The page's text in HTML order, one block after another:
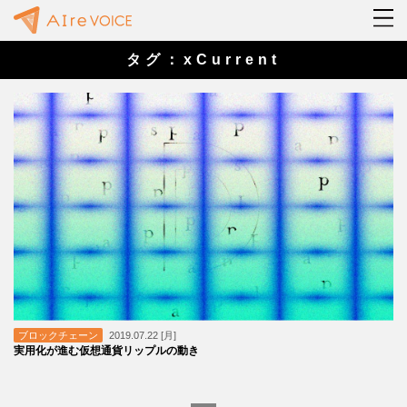
タグ：xCurrent
ブロックチェーン 2019.07.22 [月]
実用化が進む仮想通貨リップルの動き